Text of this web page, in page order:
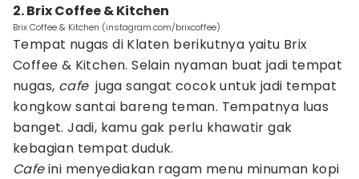
2. Brix Coffee & Kitchen
Brix Coffee & Kitchen (instagram.com/brixcoffee)
Tempat nugas di Klaten berikutnya yaitu Brix
Coffee & Kitchen. Selain nyaman buat jadi tempat
nugas, cafe juga sangat cocok untuk jadi tempat
kongkow santai bareng teman. Tempatnya luas
banget. Jadi, kamu gak perlu khawatir gak
kebagian tempat duduk.
Cafeini menyediakan ragam menu minuman kopi